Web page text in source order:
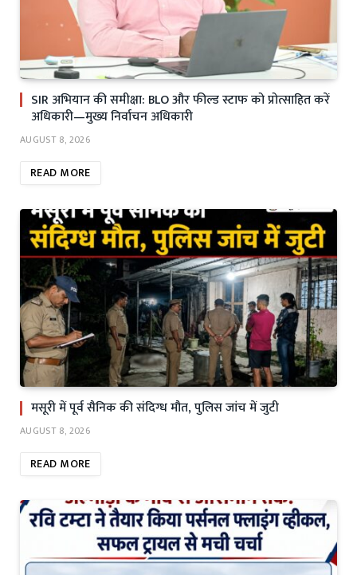
SIR अभियान की समीक्षा: BLO और फील्ड स्टाफ को प्रोत्साहित करें
अधिकारी—मुख्य निर्वाचन अधिकारी
AUGUST 8, 2026
READ MORE
मसूरी में पूर्व सैनिक की संदिग्ध मौत, पुलिस जांच में जुटी
AUGUST 8, 2026
READ MORE